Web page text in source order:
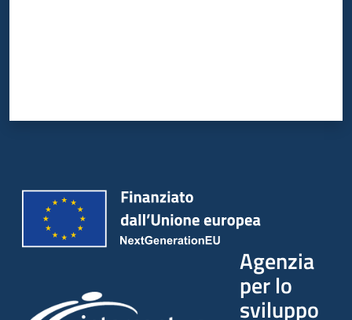
Agenzia
per lo
sviluppo